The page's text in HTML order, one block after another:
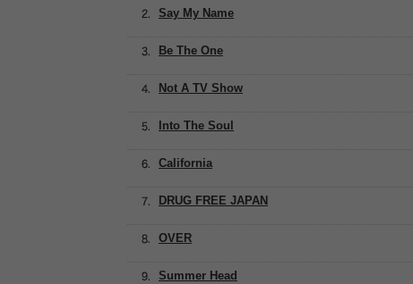
Not A TV Show
OVER
Into The Soul
California
DRUG FREE JAPAN
Say My Name
Summer Head
Be The One